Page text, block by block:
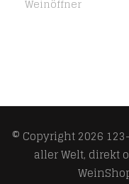
Weinöffner
© Copyright 2026
aller Welt, direkt